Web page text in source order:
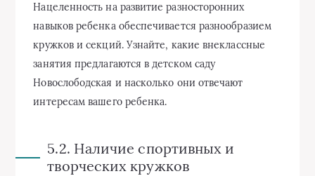
Нацеленность на развитие разносторонних
навыков ребенка обеспечивается разнообразием
кружков и секций. Узнайте, какие внеклассные
занятия предлагаются в детском саду
Новослободская и насколько они отвечают
интересам вашего ребенка.
5.2. Наличие спортивных и
творческих кружков